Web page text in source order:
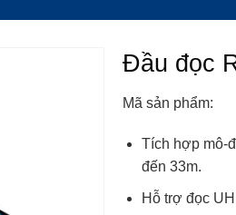
Đầu đọc
Mã sản phẩm:
Tích hợp mô-
đến 33m.
Hỗ trợ đọc